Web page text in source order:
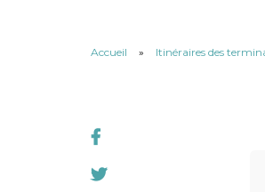
Accueil » Itinéraires des